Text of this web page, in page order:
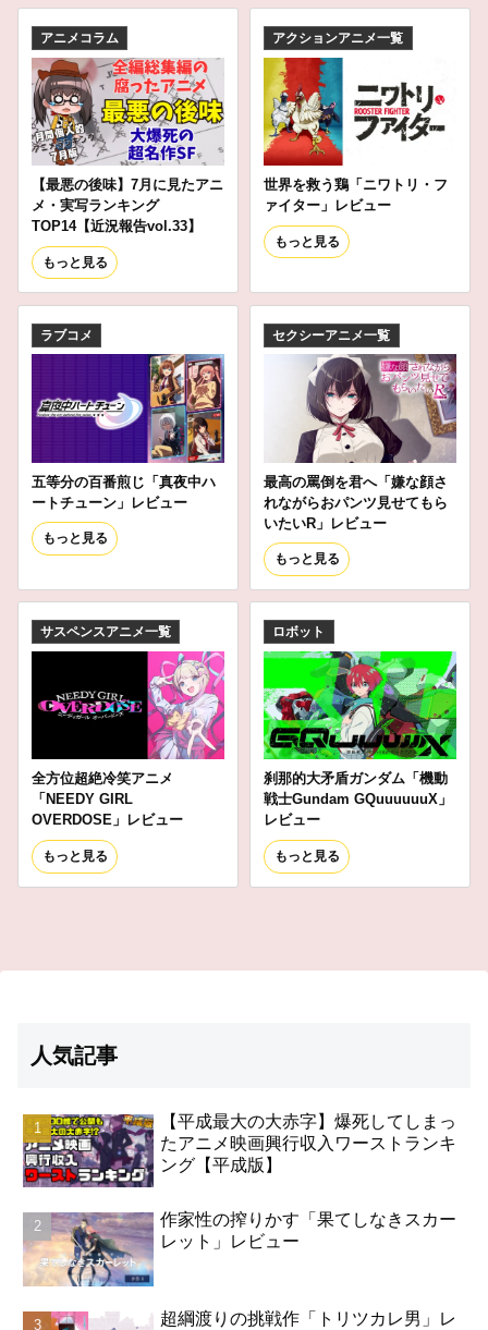
アニメコラム
【最悪の後味】7月に見たアニ
メ・実写ランキング
TOP14【近況報告vol.33】
もっと見る
アクションアニメ一覧
世界を救う鶏「ニワトリ・フ
ァイター」レビュー
もっと見る
ラブコメ
五等分の百番煎じ「真夜中ハ
ートチューン」レビュー
もっと見る
セクシーアニメ一覧
最高の罵倒を君へ「嫌な顔さ
れながらおパンツ見せてもら
いたいR」レビュー
もっと見る
サスペンスアニメ一覧
全方位超絶冷笑アニメ
「NEEDY GIRL
OVERDOSE」レビュー
もっと見る
ロボット
刹那的大矛盾ガンダム「機動
戦士Gundam GQuuuuuuX」
レビュー
もっと見る
人気記事
【平成最大の大赤字】爆死してしまっ
たアニメ映画興行収入ワーストランキ
ング【平成版】
作家性の搾りかす「果てしなきスカー
レット」レビュー
超綱渡りの挑戦作「トリツカレ男」レ